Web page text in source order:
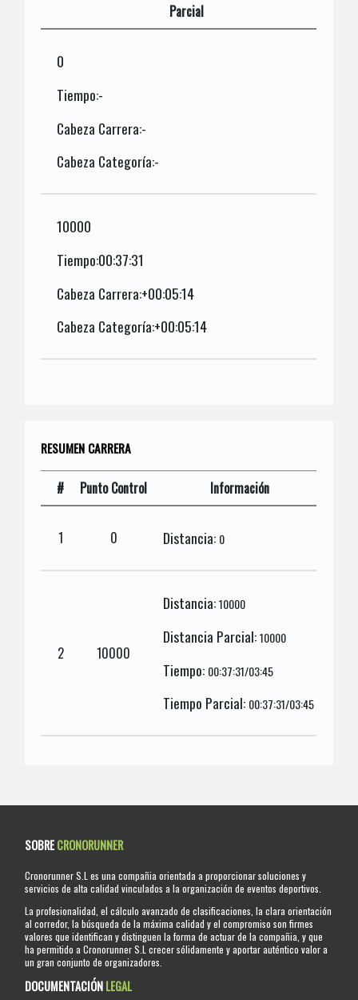
Parcial
0
Tiempo:-
Cabeza Carrera:-
Cabeza Categoría:-
10000
Tiempo:00:37:31
Cabeza Carrera:+00:05:14
Cabeza Categoría:+00:05:14
RESUMEN CARRERA
# Punto Control Información
1 0 Distancia: 0
2 10000
Distancia:10000
Distancia Parcial:10000
Tiempo: 00:37:31/03:45
Tiempo Parcial: 00:37:31/03:45
SOBRECRONORUNNER
Cronorunner S.L es una compañia orientada a proporcionar soluciones y
servicios de alta calidad vinculados a la organización de eventos deportivos.
La profesionalidad, el cálculo avanzado de clasificaciones, la clara orientación
al corredor, la búsqueda de la máxima calidad y el compromiso son firmes
valores que identifican y distinguen la forma de actuar de la compañia, y que
ha permitido a Cronorunner S.L crecer sólidamente y aportar auténtico valor a
un gran conjunto de organizadores.
DOCUMENTACIÓNLEGAL